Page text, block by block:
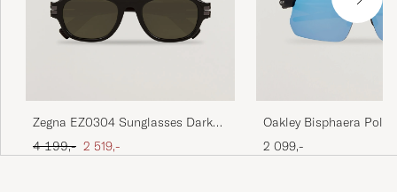
Zegna EZ0304 Sunglasses Dark
Brown
Ordinary pris
4 199,- Nedsat pris
2 519,-
Oakley Bisphaera
Sunglasses Matte Black
2 099,-